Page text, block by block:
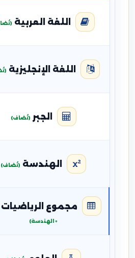
اللغة العربية
اللغة الإنجليزية
الجبر (تُضاف)
الهندسة (تُضاف)
مجموع الرياضيات
+ الهندسة)